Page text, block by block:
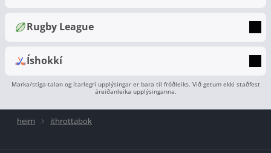
Rugby League
Íshokkí
Marka/stiga-talan og ítarlegri upplýsingar er bara til fróðleiks. Við getum ekki staðfest
áreiðanleika upplýsinganna.
heim ithrottabok